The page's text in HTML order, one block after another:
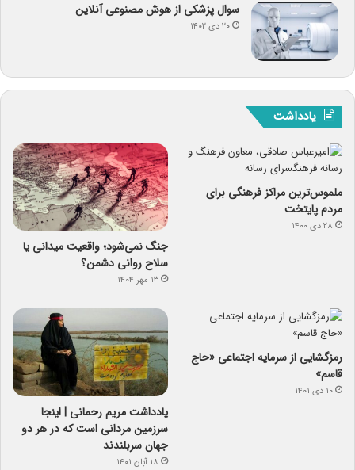
سوال پزشکی از هوش مصنوعی آنلاین
۲۰ دی ۱۴۰۲
یادداشت
ملموس‌ترین مراکز فرهنگی برای
مردم پایتخت
۲۸ دی ۱۴۰۰
جنگ نمی‌شود؛ واقعیت میدانی یا
سلاح روانی دشمن؟
۱۳ مهر ۱۴۰۴
رمزگشایی از سرمایه‌ اجتماعی «حاج
قاسم»
۱۰ دی ۱۴۰۱
یادداشت مریم رحمانی | اینجا
سرزمین مردانی است که در هر دو
جهان سربلندند
۱۸ آبان ۱۴۰۱